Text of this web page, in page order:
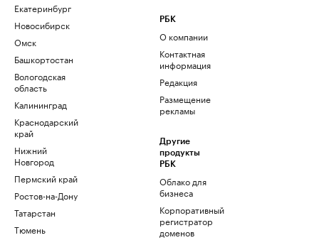
Екатеринбург
Новосибирск
Омск
Башкортостан
Вологодская
область
Калининград
Краснодарский
край
Нижний
Новгород
Пермский край
Ростов-на-Дону
Татарстан
Тюмень
РБК
О компании
Контактная
информация
Редакция
Размещение
рекламы
Другие
продукты
РБК
Облако для
бизнеса
Корпоративный
регистратор
доменов